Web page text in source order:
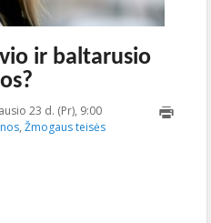
ir baltarusio
23 d. (Pr), 9:00
16T13:10:29+00:00
, Žmogaus teisės